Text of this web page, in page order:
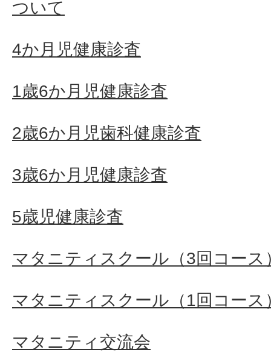
ついて
4か月児健康診査
1歳6か月児健康診査
2歳6か月児歯科健康診査
3歳6か月児健康診査
5歳児健康診査
マタニティスクール（3回コース
マタニティスクール（1回コース
マタニティ交流会